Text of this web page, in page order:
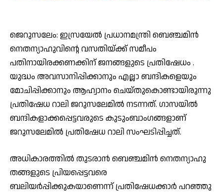
ജെറുസലേം: ഇസ്രയേൽ പ്രധാനമന്ത്രി ബെഞ്ചമിൻ
നെതന്യാഹുവിൻ്റെ വസതിയ്ക്ക് സമീപം
പതിനായിരക്കണക്കിന് ജനങ്ങളുടെ പ്രതിഷേധം .
യുദ്ധം അവസാനിപ്പിക്കാനും എല്ലാ ബന്ദികളെയും
മോചിപ്പിക്കാനും ആഹ്വാനം ചെയ്തുകൊണ്ടായിരുന്നു
പ്രതിഷേധ റാലി ജറുസലേമിൽ നടന്നത്. ഗാസയിൽ
ബന്ദികളാക്കപ്പെട്ടവരുടെ കുടുംബാം​ഗങ്ങളാണ്
ജറുസലേമിൽ പ്രതിഷേധ റാലി സംഘടിപ്പിച്ചത്.
അധികാരത്തിൽ തുടരാൻ ബെഞ്ചമിൻ നെതന്യാഹു
തങ്ങളുടെ പ്രിയപ്പെട്ടവരെ
ബലിയർപ്പിക്കുകയാണെന്ന് പ്രതിഷേധക്കാർ പറഞ്ഞു